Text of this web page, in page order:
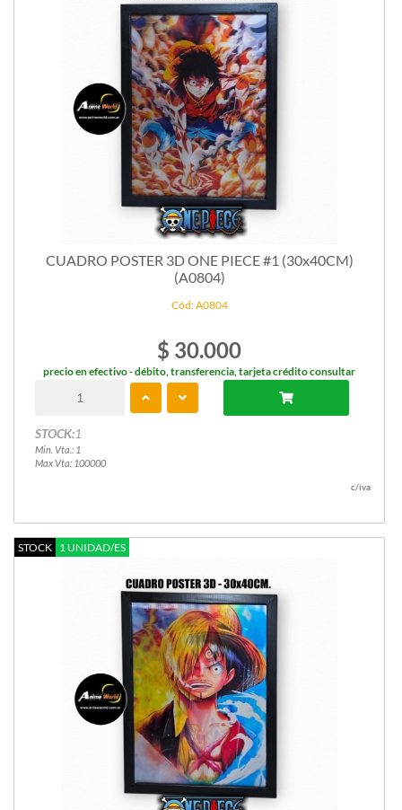
CUADRO POSTER 3D ONE PIECE #1 (30x40CM)
(A0804)
Cód: A0804
$ 30.000
precio en efectivo - débito, transferencia, tarjeta crédito consultar
STOCK:1
Min. Vta.: 1
Max Vta: 100000
c/iva
STOCK 1 UNIDAD/ES